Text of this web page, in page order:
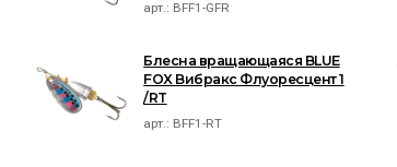
арт.: BFF1-GFR
Блесна вращающаяся BLUE
FOX Вибракс Флуоресцент 1
/RT
арт.: BFF1-RT